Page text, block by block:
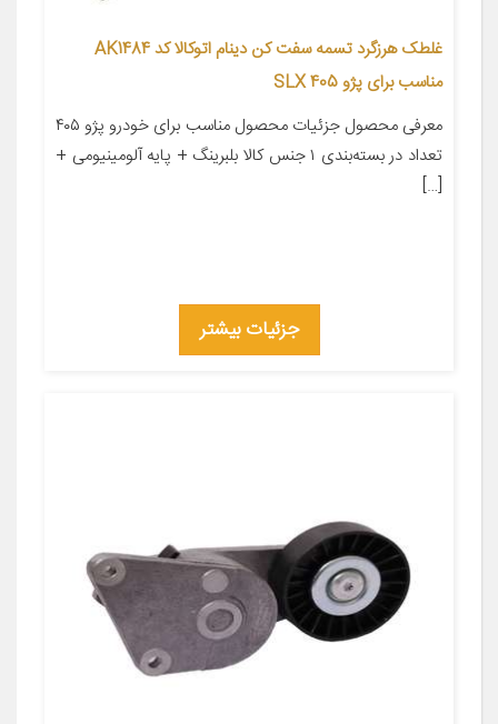
غلطک هرزگرد تسمه سفت کن دینام اتوکالا کد AK1484
مناسب برای پژو SLX 405
معرفی محصول جزئیات محصول مناسب برای خودرو پژو ۴۰۵
تعداد در بسته‌بندی ۱ جنس کالا بلبرینگ + پایه آلومینیومی +
[…]
جزئیات بیشتر